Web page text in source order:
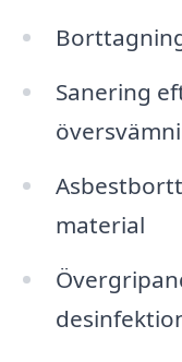
Sanering
material